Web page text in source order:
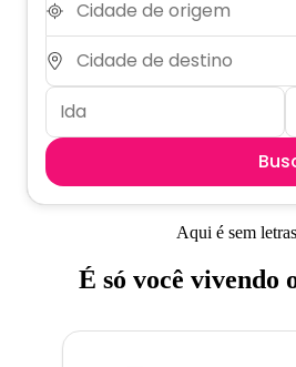
Aqui é sem
É só você vivendo